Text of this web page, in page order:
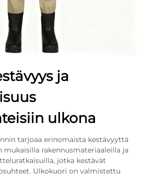
ja
ulkona
tarjoaa erinomaista kestävyyttä
mukaisilla rakennusmateriaaleilla ja
jotka kestävät
Ulkokuori on valmistettu